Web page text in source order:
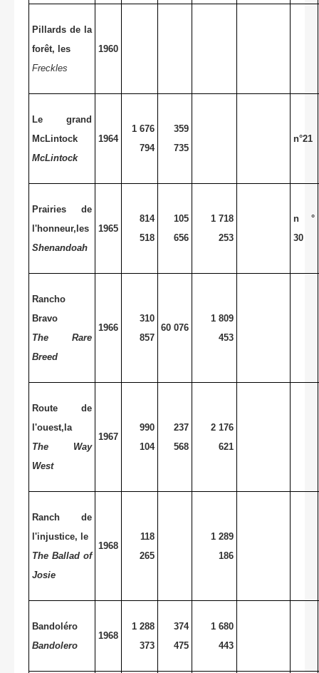
Pillards de la
forêt, les
Freckles
1960
Le grand
McLintock
McLintock
1964
1 676
794
359
735
n°21
Prairies de
l'honneur,les
Shenandoah
1965
814
518
105
656
1 718
253
n °
30
Rancho
Bravo
The Rare
Breed
1966
310
857
60 076
1 809
453
Route de
l'ouest,la
The Way
West
1967
990
104
237
568
2 176
621
Ranch de
l'injustice, le
The Ballad of
Josie
1968
118
265
1 289
186
Bandoléro
Bandolero
1968
1 288
373
374
475
1 680
443